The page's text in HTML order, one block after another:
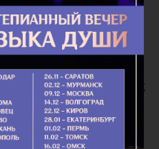
ко грехам,
Помилуй мя, многое
Помилуй мя, яко без
любви к чадам, но со
чад своих растерзавшую;
грехи своя
дух мой мерзкими
мя, яко